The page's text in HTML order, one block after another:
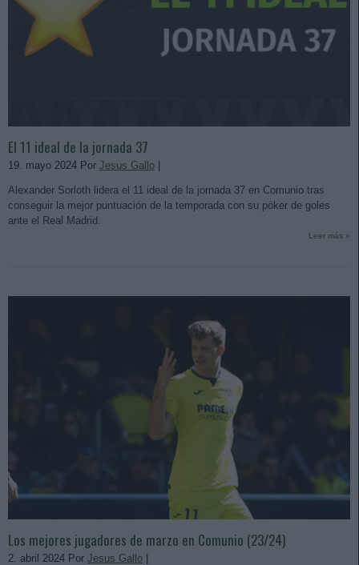
El 11 ideal de la jornada 37
19. mayo 2024 Por Jesus Gallo
Alexander Sorloth lidera el 11 ideal de la jornada 37 en Comunio tras
conseguir la mejor puntuación de la temporada con su póker de goles
ante el Real Madrid.
Leer más »
Los mejores jugadores de marzo en Comunio (23/24)
2. abril 2024 Por Jesus Gallo |